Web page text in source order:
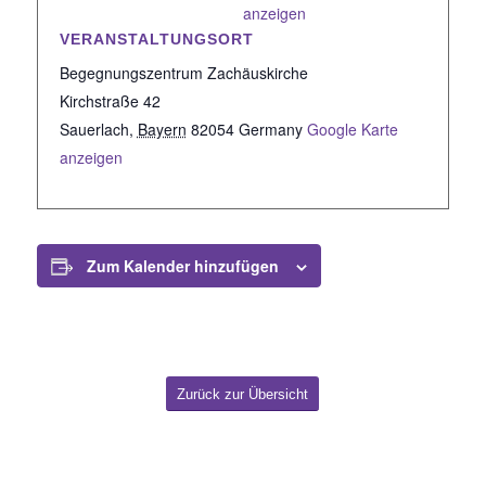
VERANSTALTUNGSORT
Begegnungszentrum Zachäuskirche
Kirchstraße 42
Sauerlach, Bayern 82054 Germany Google Karte
anzeigen
anzeigen
Zum Kalender hinzufügen
Zurück zur Übersicht